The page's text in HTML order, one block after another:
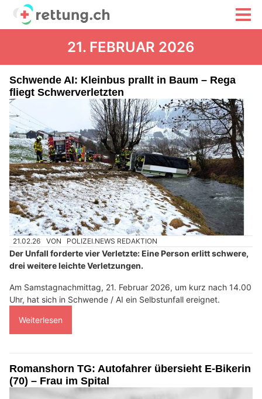
21. FEBRUAR 2026
Schwende AI: Kleinbus prallt in Baum – Rega
fliegt Schwerverletzten
21.02.26 VON POLIZEI.NEWS REDAKTION
Der Unfall forderte vier Verletzte: Eine Person erlitt schwere,
drei weitere leichte Verletzungen.
Am Samstagnachmittag, 21. Februar 2026, um kurz nach 14.00
Uhr, hat sich in Schwende / AI ein Selbstunfall ereignet.
Weiterlesen
Romanshorn TG: Autofahrer übersieht E-Bikerin
(70) – Frau im Spital